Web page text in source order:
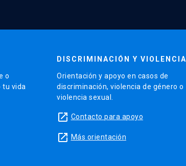
o
tu vida
DISCRIMINACIÓN Y VIOLENCIA
Orientación y apoyo en casos de
discriminación, violencia de género o
violencia sexual.
launch Contacto para apoyo
launch Más orientación